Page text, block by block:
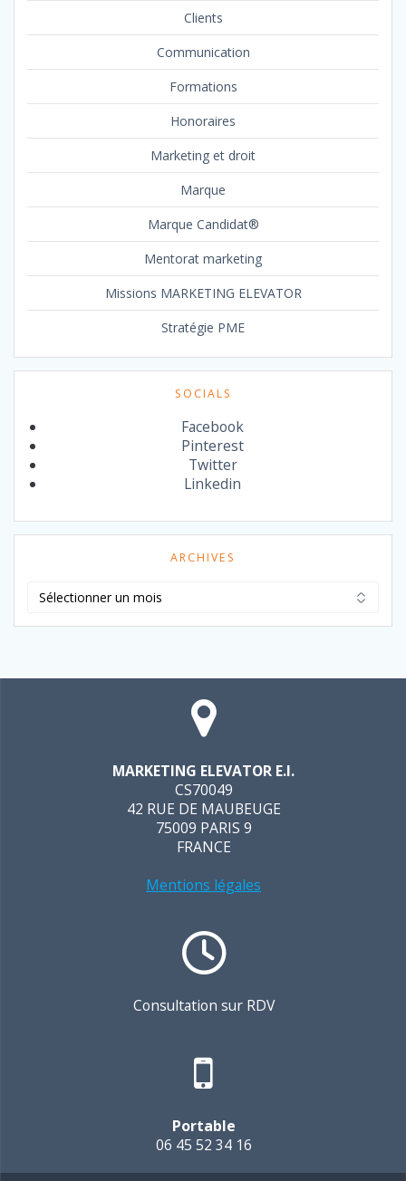
Clients
Communication
Formations
Honoraires
Marketing et droit
Marque
Marque Candidat®
Mentorat marketing
Missions MARKETING ELEVATOR
Stratégie PME
SOCIALS
Facebook
Pinterest
Twitter
Linkedin
ARCHIVES
MARKETING ELEVATOR E.I.
CS70049
42 RUE DE MAUBEUGE
75009 PARIS 9
FRANCE
Mentions légales
Consultation sur RDV
Portable
06 45 52 34 16